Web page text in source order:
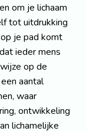
om je lichaam
tot uitdrukking
je pad komt
ieder mens
op de
aantal
waar
ontwikkeling
lichamelijke